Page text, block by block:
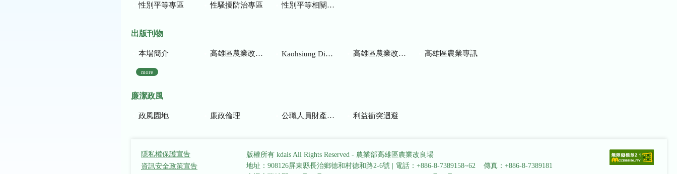
性別平等專區 性騷擾防治專區 性別平等相關網站
出版刊物
本場簡介 高雄區農業改良場研究彙報 Kaohsiung District Agricultural Research and Extension Station 高雄區農業改良場年報 高雄區農業專訊
more
廉潔政風
政風園地 廉政倫理 公職人員財產申報 利益衝突迴避
隱私權保護宣告
資訊安全政策宣告
版權所有 kdais All Rights Reserved - 農業部高雄區農業改良場
地址：908126屏東縣長治鄉德和村德和路2-6號
電話：+886-8-7389158~62 傳真：+886-8-7389181